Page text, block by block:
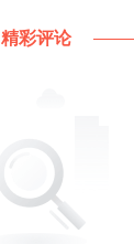
精彩评论